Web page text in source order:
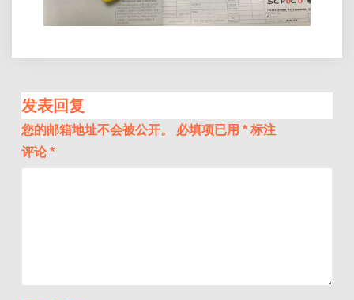
发表回复
您的邮箱地址不会被公开。 必填项已用 * 标注
评论*